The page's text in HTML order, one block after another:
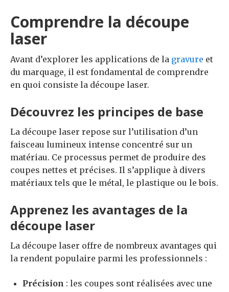
Comprendre la découpe
laser
Avant d’explorer les applications de la gravure et
du marquage, il est fondamental de comprendre
en quoi consiste la découpe laser.
Découvrez les principes de base
La découpe laser repose sur l’utilisation d’un
faisceau lumineux intense concentré sur un
matériau. Ce processus permet de produire des
coupes nettes et précises. Il s’applique à divers
matériaux tels que le métal, le plastique ou le bois.
Apprenez les avantages de la
découpe laser
La découpe laser offre de nombreux avantages qui
la rendent populaire parmi les professionnels :
Précision : les coupes sont réalisées avec une